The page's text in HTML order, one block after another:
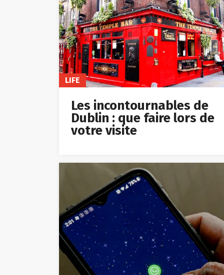
LIFE
Les incontournables de
Dublin : que faire lors de
votre visite